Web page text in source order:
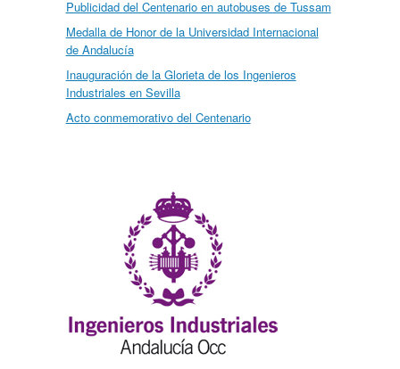
Publicidad del Centenario en autobuses de Tussam
Medalla de Honor de la Universidad Internacional
de Andalucía
Inauguración de la Glorieta de los Ingenieros
Industriales en Sevilla
Acto conmemorativo del Centenario